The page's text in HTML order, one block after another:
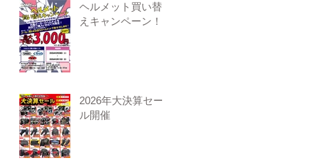
ヘルメット買い替
えキャンペーン！
2026年大決算セー
ル開催